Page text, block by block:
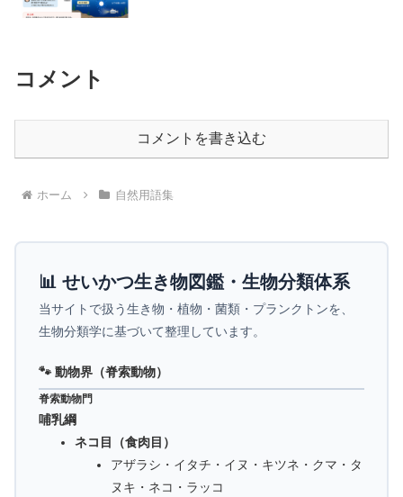
コメント
コメントを書き込む
ホーム 自然用語集
📊 せいかつ生き物図鑑・生物分類体系
当サイトで扱う生き物・植物・菌類・プランクトンを、
生物分類学に基づいて整理しています。
🐾 動物界（脊索動物）
脊索動物門
哺乳綱
ネコ目（食肉目）
アザラシ・イタチ・イヌ・キツネ・クマ・タ
ヌキ・ネコ・ラッコ